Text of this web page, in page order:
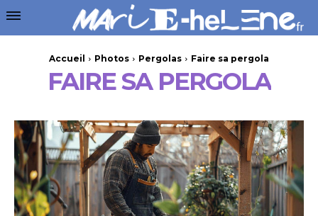
Accueil Photos Pergolas Faire sa pergola
FAIRE SA PERGOLA